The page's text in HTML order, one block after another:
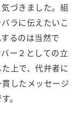
づきました。組
ラに伝えたいこ
るのは当然で
ー２としての立
上で、代弁者に
したメッセージ
。